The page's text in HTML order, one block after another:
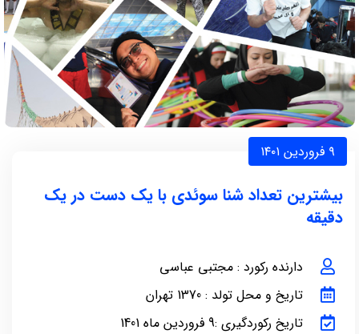
۹ فروردین ۱۴۰۱
بیشترین تعداد شنا سوئدی با یک دست در یک
دقیقه
دارنده رکورد : مجتبی عباسی
تاریخ و محل تولد : 1370 تهران
تاریخ رکوردگیری :9 فروردین ماه 1401